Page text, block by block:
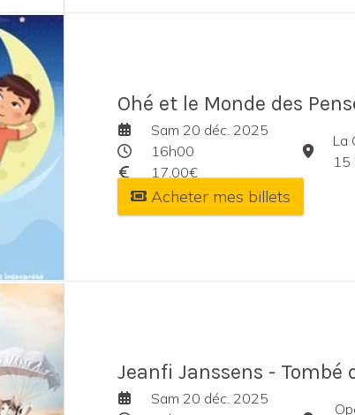
Ohé et le Monde des
Sam 20 déc. 2025
16h00
17,00€
La
15
Acheter mes billets
Jeanfi Janssens - Tombé
Sam 20 déc. 2025